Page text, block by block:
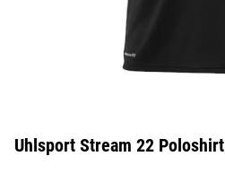
Uhlsport Stream 22 Poloshirt